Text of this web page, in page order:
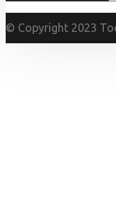
© Copyright 2023